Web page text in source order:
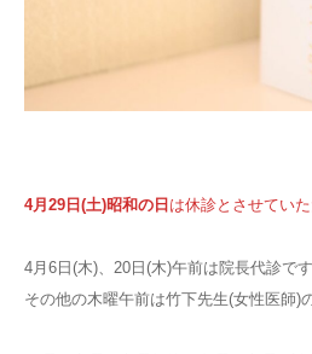
4月29日(土)昭和の日は休診とさせていた
4月6日(木)、20日(木)午前は院長代診です
その他の木曜午前は竹下先生(女性医師)